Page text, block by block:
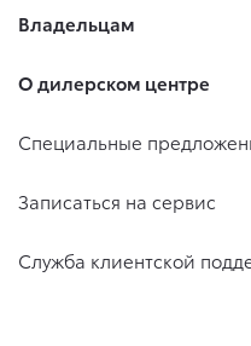
Владельцам
О дилерском центре
Специальные
Записаться на сервис
Служба клиентской